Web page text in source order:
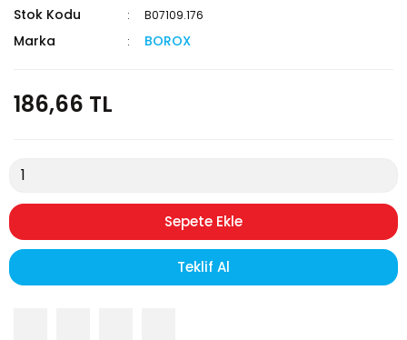
Stok Kodu
B07109.176
Marka BOROX
186,66 TL
Sepete Ekle
Teklif Al